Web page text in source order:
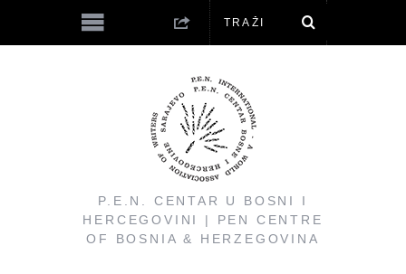
P.E.N. CENTAR U BOSNI I
HERCEGOVINI | PEN CENTRE
OF BOSNIA & HERZEGOVINA